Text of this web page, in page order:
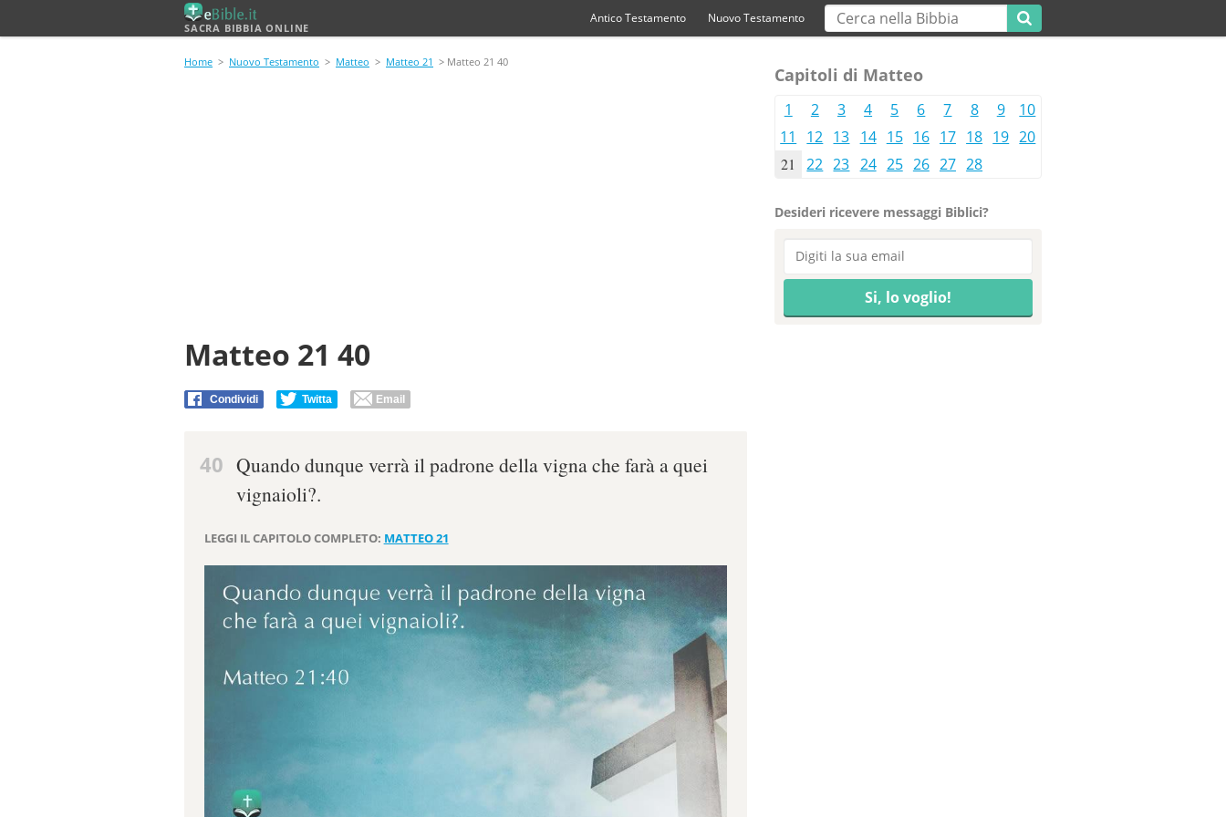
SACRA BIBBIA ONLINE
Antico Testamento Nuovo Testamento
Home > Nuovo Testamento > Matteo > Matteo 21 > Matteo 21 40
Matteo 21 40
Condividi Twitta Email
40 Quando dunque verrà il padrone della vigna che farà a quei
vignaioli?.
LEGGI IL CAPITOLO COMPLETO: MATTEO 21
Capitoli di Matteo
1 2 3 4 5 6 7 8 9
10
11
12 13 14 15 16 17 18 19 20
21 22 23 24 25 26 27 28
Desideri ricevere messaggi Biblici?